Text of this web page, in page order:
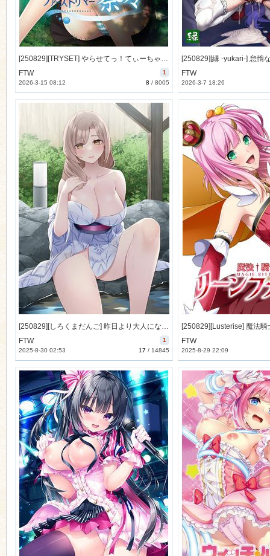
[250829][TRYSET] やらせてっ！てぃーちゃーリターンズ ファーストサマー奈々 [1054M]
1
FTW
8 / 8005
2026-3-15 08:12
FTW
2026-3-7 18:26
[250829][しろくまだんご] 昨日より大人になるイキ抜き温泉旅 [1140M] (Tokuten付)
1
FTW
17 / 14845
2025-8-30 02:53
FTW
2025-8-29 22:09